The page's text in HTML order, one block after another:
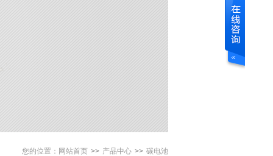
您的位置： 网站首页 >> 产品中心 >> 碳电池